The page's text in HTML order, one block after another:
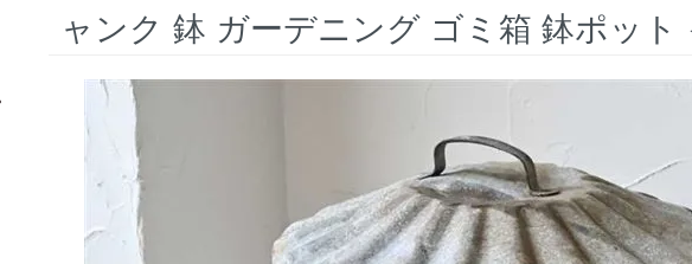
ャンク 鉢 ガーデニング ゴミ箱 鉢ポット